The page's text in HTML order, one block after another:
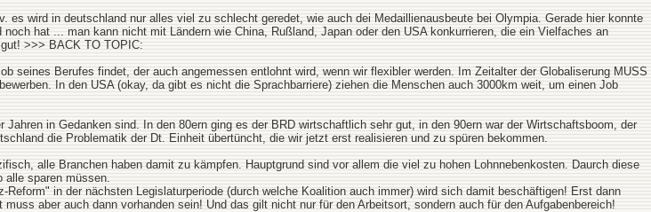
wird in deutschland nur alles viel zu schlecht geredet, wie auch dei Medaillienausbeute bei Olympia. Gerade hier konnte
hat ... man kann nicht mit Ländern wie China, Rußland, Japan oder den USA konkurrieren, die ein Vielfaches an
>>> BACK TO TOPIC:
seines Berufes findet, der auch angemessen entlohnt wird, wenn wir flexibler werden. Im Zeitalter der Globaliserung MUSS
In den USA (okay, da gibt es nicht die Sprachbarriere) ziehen die Menschen auch 3000km weit, um einen Job
in Gedanken sind. In den 80ern ging es der BRD wirtschaftlich sehr gut, in den 90ern war der Wirtschaftsboom, der
die Problematik der Dt. Einheit übertüncht, die wir jetzt erst realisieren und zu spüren bekommen.
alle Branchen haben damit zu kämpfen. Hauptgrund sind vor allem die viel zu hohen Lohnnebenkosten. Daurch diese
alle sparen müssen.
in der nächsten Legislaturperiode (durch welche Koalition auch immer) wird sich damit beschäftigen! Erst dann
aber auch dann vorhanden sein! Und das gilt nicht nur für den Arbeitsort, sondern auch für den Aufgabenbereich!